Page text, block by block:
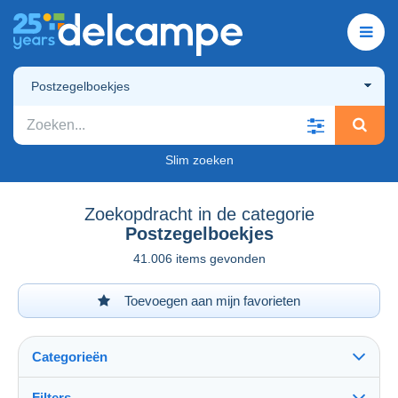
Postzegelboekjes
Slim zoeken
Zoekopdracht in de categorie
Postzegelboekjes
41.006 items gevonden
Toevoegen aan mijn favorieten
Categorieën